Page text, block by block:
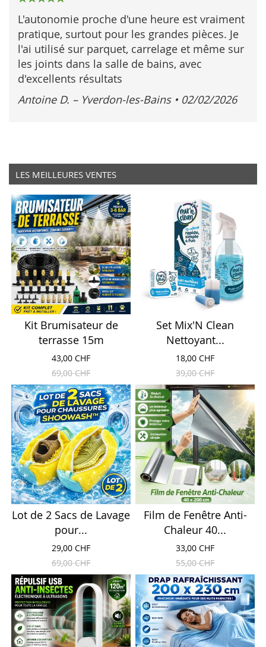
100%
L'autonomie proche d'une heure est vraiment
pratique, surtout pour les grandes pièces. Je
l'ai utilisé sur parquet, carrelage et même sur
les joints dans la salle de bains, avec
d'excellents résultats
Antoine D. – Yverdon‑les‑Bains • 02/02/2026
LES MEILLEURES VENTES
Kit Brumisateur de
terrasse 15m
43,00 CHF
69,00 CHF
Set Mix'N Clean
Nettoyant...
18,00 CHF
39,00 CHF
Lot de 2 Sacs de Lavage
pour...
29,00 CHF
69,00 CHF
Film de Fenêtre Anti-
Chaleur 40...
33,00 CHF
55,00 CHF